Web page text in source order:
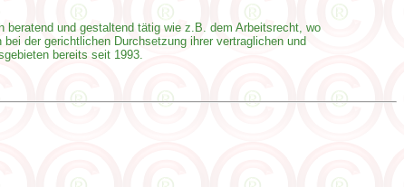
beratend und gestaltend tätig wie z.B. dem Arbeitsrecht, wo
der gerichtlichen Durchsetzung ihrer vertraglichen und
bereits seit 1993.